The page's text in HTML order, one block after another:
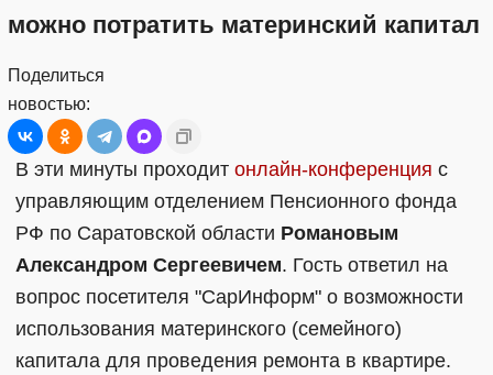
можно потратить материнский капитал
Поделиться
новостью:
В эти минуты проходит онлайн-конференция с
управляющим отделением Пенсионного фонда
РФ по Саратовской области Романовым
Александром Сергеевичем. Гость ответил на
вопрос посетителя "СарИнформ" о возможности
использования материнского (семейного)
капитала для проведения ремонта в квартире.